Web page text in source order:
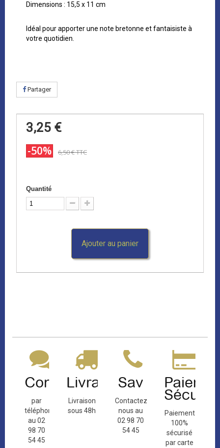
Dimensions : 15,5 x 11 cm
Idéal pour apporter une note bretonne et fantaisiste à
votre quotidien.
Partager
3,25 €
-50% 6,50 €TTC
Quantité
Ajouter au panier
Contact
par
téléphone
au 02
98 70
54 45
Livraison
Livraison
sous 48h
Sav
Contactez-
nous au
02 98 70
54 45
Paiement
100%
sécurisé
par carte